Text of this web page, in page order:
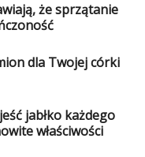
że sprzątanie
dla Twojej córki
jabłko każdego
właściwości